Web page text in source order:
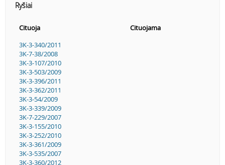
Ryšiai
Cituoja
Cituojama
3K-3-340/2011
3K-7-38/2008
3K-3-107/2010
3K-3-503/2009
3K-3-396/2011
3K-3-362/2011
3K-3-54/2009
3K-3-339/2009
3K-7-229/2007
3K-3-155/2010
3K-3-252/2010
3K-3-361/2009
3K-3-535/2007
3K-3-360/2012